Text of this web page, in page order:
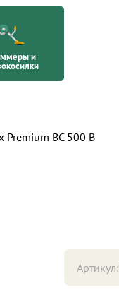
и
Premium BC 500 B
Артикул: